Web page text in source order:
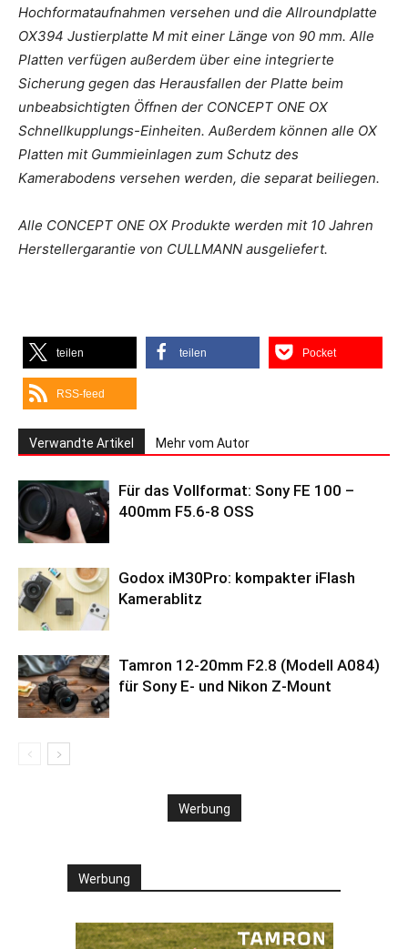
Hochformataufnahmen versehen und die Allroundplatte
OX394 Justierplatte M mit einer Länge von 90 mm. Alle
Platten verfügen außerdem über eine integrierte
Sicherung gegen das Herausfallen der Platte beim
unbeabsichtigten Öffnen der CONCEPT ONE OX
Schnellkupplungs-Einheiten. Außerdem können alle OX
Platten mit Gummieinlagen zum Schutz des
Kamerabodens versehen werden, die separat beiliegen.
Alle CONCEPT ONE OX Produkte werden mit 10 Jahren
Herstellergarantie von CULLMANN ausgeliefert.
teilen teilen Pocket
RSS-feed
Verwandte Artikel Mehr vom Autor
Für das Vollformat: Sony FE 100 –
400mm F5.6-8 OSS
Godox iM30Pro: kompakter iFlash
Kamerablitz
Tamron 12-20mm F2.8 (Modell A084)
für Sony E- und Nikon Z-Mount
Werbung
Werbung